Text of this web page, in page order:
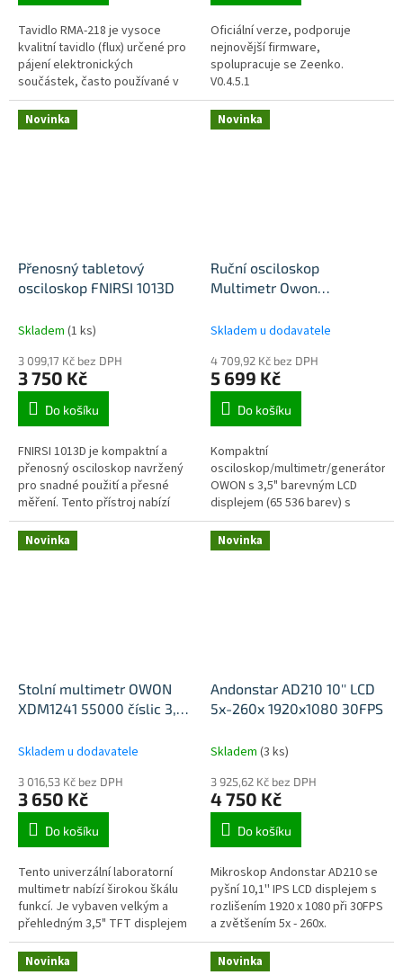
Tavidlo RMA-218 je vysoce
kvalitní tavidlo (flux) určené pro
pájení elektronických
součástek, často používané v
průmyslových a servisních
aplikacích. Jedná se o typ
tavidla s...
Oficiální verze, podporuje
nejnovější firmware,
spolupracuje se Zeenko.
V0.4.5.1
Novinka
Přenosný tabletový
osciloskop FNIRSI 1013D
Skladem (1 ks)
3 099,17 Kč bez DPH
3 750 Kč
Do košíku
FNIRSI 1013D je kompaktní a
přenosný osciloskop navržený
pro snadné použití a přesné
měření. Tento přístroj nabízí
dvoukanálový vstup, což
umožňuje současné sledování
dvou...
Novinka
Ruční osciloskop
Multimetr Owon
Skladem u dodavatele
4 709,92 Kč bez DPH
5 699 Kč
Do košíku
Kompaktní
osciloskop/multimetr/generátor
OWON s 3,5" barevným LCD
displejem (65 536 barev) s
rozlišením 320 x 240 pixelů.
Dvoukanálový přístroj s šířkou
pásma 100 MHz a...
Novinka
Stolní multimetr OWON
XDM1241 55000 číslic 3,5''
Skladem u dodavatele
3 016,53 Kč bez DPH
3 650 Kč
Do košíku
Tento univerzální laboratorní
multimetr nabízí širokou škálu
funkcí. Je vybaven velkým a
přehledným 3,5" TFT displejem
s rozlišením 480x320px, což
usnadňuje čtení měřených...
Novinka
Andonstar AD210 10'' LCD
5x-260x 1920x1080 30FPS
Skladem (3 ks)
3 925,62 Kč bez DPH
4 750 Kč
Do košíku
Mikroskop Andonstar AD210 se
pyšní 10,1'' IPS LCD displejem s
rozlišením 1920 x 1080 při 30FPS
a zvětšením 5x - 260x.
Novinka Novinka